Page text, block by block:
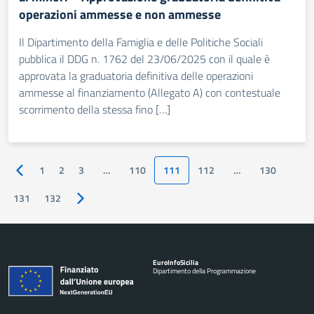
operazioni ammesse e non ammesse
Il Dipartimento della Famiglia e delle Politiche Sociali
pubblica il DDG n. 1762 del 23/06/2025 con il quale è
approvata la graduatoria definitiva delle operazioni
ammesse al finanziamento (Allegato A) con contestuale
scorrimento della stessa fino […]
Pagina precedente
1 2 3 … 110 111 112 …
130
131
132 Pagina successiva
EuroInfoSicilia
Dipartimento della Programmazione